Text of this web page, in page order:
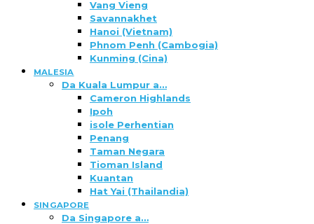
Vang Vieng
Savannakhet
Hanoi (Vietnam)
Phnom Penh (Cambogia)
Kunming (Cina)
MALESIA
Da Kuala Lumpur a…
Cameron Highlands
Ipoh
isole Perhentian
Penang
Taman Negara
Tioman Island
Kuantan
Hat Yai (Thailandia)
SINGAPORE
Da Singapore a…